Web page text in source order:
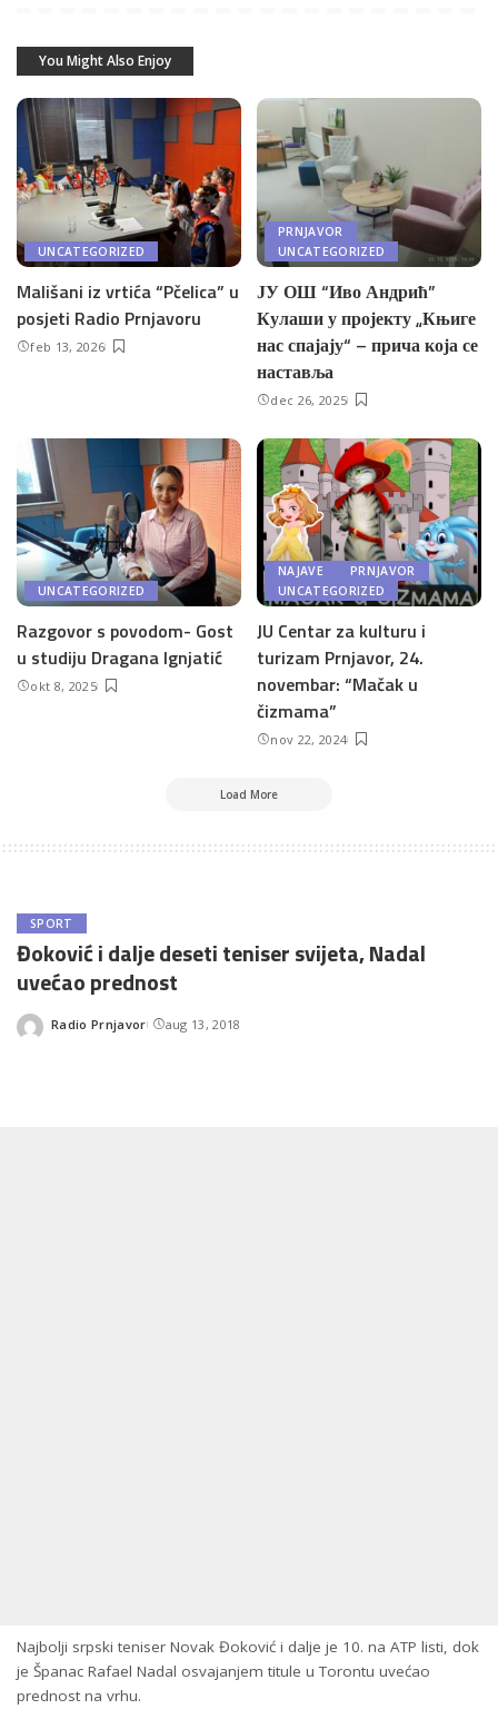
You Might Also Enjoy
UNCATEGORIZED
Mališani iz vrtića “Pčelica” u
posjeti Radio Prnjavoru
feb 13, 2026
PRNJAVOR
UNCATEGORIZED
ЈУ ОШ “Иво Андрић”
Кулаши у пројекту „Књиге
нас спајају“ – прича која се
наставља
dec 26, 2025
UNCATEGORIZED
Razgovor s povodom- Gost
u studiju Dragana Ignjatić
okt 8, 2025
NAJAVE
PRNJAVOR
UNCATEGORIZED
JU Centar za kulturu i
turizam Prnjavor, 24.
novembar: “Mačak u
čizmama”
nov 22, 2024
Load More
SPORT
Đoković i dalje deseti teniser svijeta, Nadal
uvećao prednost
Posted
Radio Prnjavor aug 13, 2018
Najbolji srpski teniser Novak Đoković i dalje je 10. na ATP listi, dok
je Španac Rafael Nadal osvajanjem titule u Torontu uvećao
prednost na vrhu.